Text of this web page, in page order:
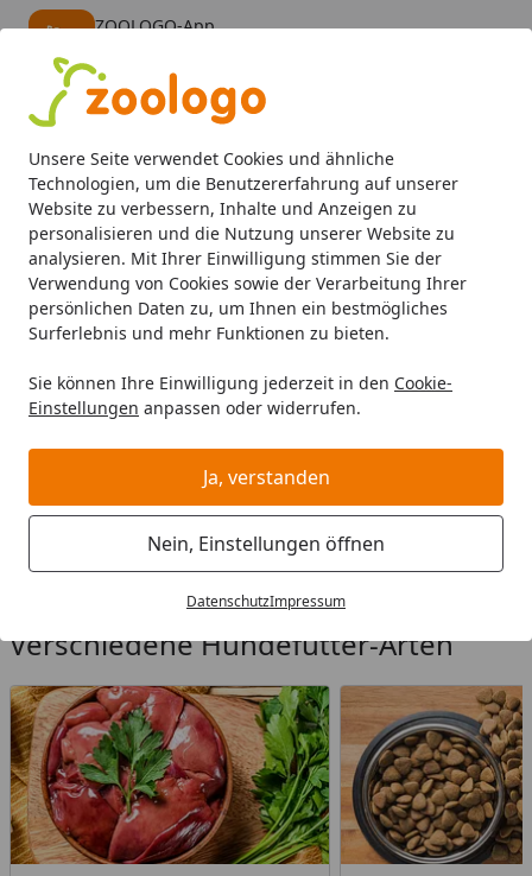
Unsere Seite verwendet Cookies und ähnliche
Technologien, um die Benutzererfahrung auf unserer
Website zu verbessern, Inhalte und Anzeigen zu
personalisieren und die Nutzung unserer Website zu
analysieren. Mit Ihrer Einwilligung stimmen Sie der
Verwendung von Cookies sowie der Verarbeitung Ihrer
persönlichen Daten zu, um Ihnen ein bestmögliches
Surferlebnis und mehr Funktionen zu bieten.
Sie können Ihre Einwilligung jederzeit in den Cookie-
Einstellungen anpassen oder widerrufen.
Ja, verstanden
Nein, Einstellungen öffnen
DatenschutzImpressum
ZOOLOGO-App
Alle Produkte
Mein Konto
Suchen
Hundefutter
Hund Hundefutter
Verschiedene Hundefutter-Arten